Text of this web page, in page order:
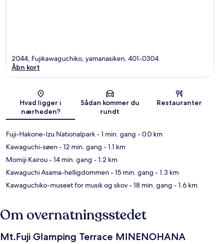
Kort
2044, Fujikawaguchiko, yamanasiken, 401-0304
Åbn kort
Hvad ligger i
nærheden?
Sådan kommer du
rundt
Restauranter
Fuji-Hakone-Izu Nationalpark- 1 min. gang - 0.0 km
Kawaguchi-søen- 12 min. gang - 1.1 km
Momiji Kairou- 14 min. gang - 1.2 km
Kawaguchi Asama-helligdommen- 15 min. gang - 1.3 km
Kawaguchiko-museet for musik og skov- 18 min. gang - 1.6 km
Om overnatningsstedet
Mt.Fuji Glamping Terrace MINENOHANA